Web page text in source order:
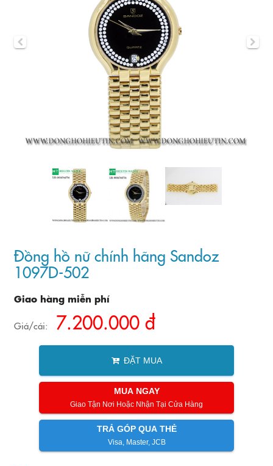
Đồng hồ nữ chính hãng Sandoz
1097D-502
Giao hàng miễn phí
Giá/cái: 7.200.000 đ
ĐẶT MUA
MUA NGAY
Giao Tận Nơi Hoặc Nhận Tại Cửa Hàng
TRẢ GÓP QUA THẺ
Visa, Master, JCB